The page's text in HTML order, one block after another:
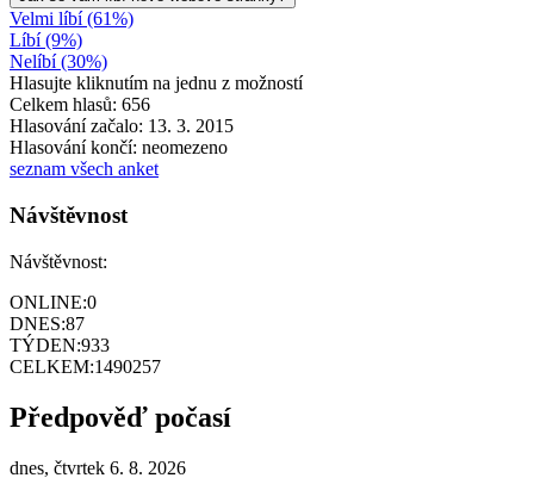
Velmi líbí (61%)
Líbí (9%)
Nelíbí (30%)
Hlasujte kliknutím na jednu z možností
Celkem hlasů: 656
Hlasování začalo: 13. 3. 2015
Hlasování končí: neomezeno
seznam všech anket
Návštěvnost
Návštěvnost:
ONLINE:0
DNES:87
TÝDEN:933
CELKEM:1490257
Předpověď počasí
dnes, čtvrtek 6. 8. 2026